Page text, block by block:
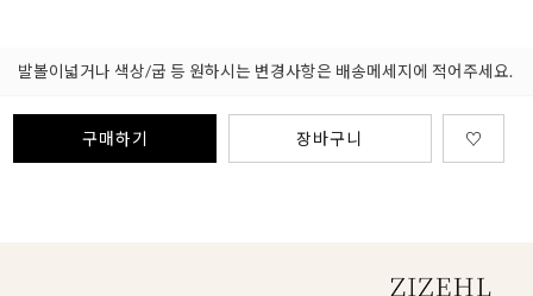
발볼이넓거나 색상/굽 등 원하시는 변경사항은 배송메세지에 적어주세요.
구매하기 장바구니 ♡